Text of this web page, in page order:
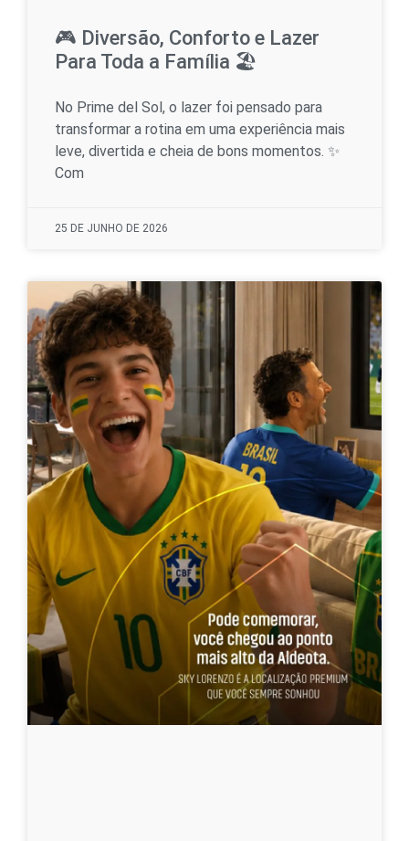
🎮 Diversão, Conforto e Lazer
Para Toda a Família 🏖
No Prime del Sol, o lazer foi pensado para
transformar a rotina em uma experiência mais
leve, divertida e cheia de bons momentos. ✨
Com
25 DE JUNHO DE 2026